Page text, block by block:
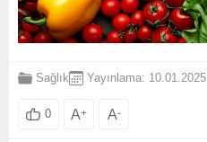
Sağlık Yayınlama: 10.01.2025
0 A+ A-